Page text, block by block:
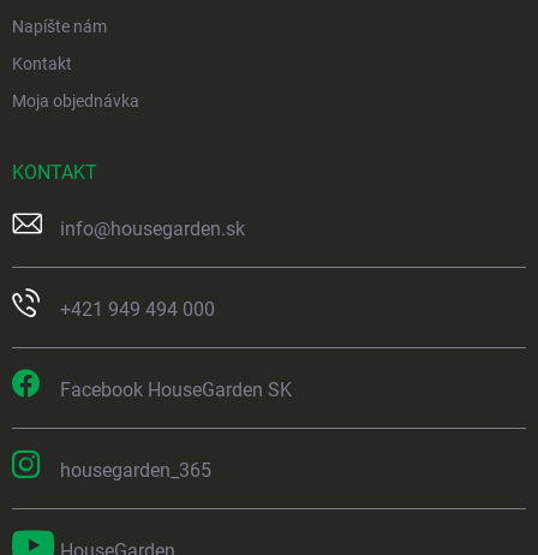
Napíšte nám
Kontakt
Moja objednávka
KONTAKT
info@housegarden.sk
+421 949 494 000
Facebook HouseGarden SK
housegarden_365
HouseGarden